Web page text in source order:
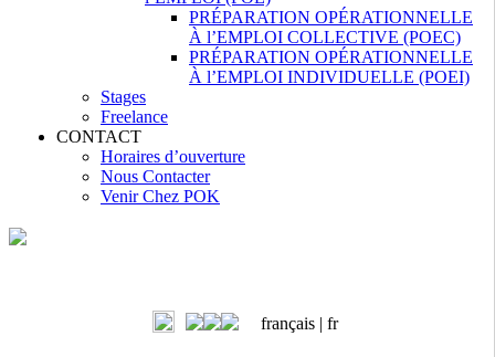
PRÉPARATION OPÉRATIONNELLE
À l’EMPLOI COLLECTIVE (POEC)
PRÉPARATION OPÉRATIONNELLE
À l’EMPLOI INDIVIDUELLE (POEI)
Stages
Freelance
CONTACT
Horaires d’ouverture
Nous Contacter
Venir Chez POK
français | fr